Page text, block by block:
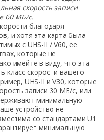
скорость записи
60 МБ/с.
благодаря
и хотя эта карта была
с UHS-II / V60, ее
которые не
имейте в виду, что эта
класс скорости вашего
UHS-II и V30, которые
записи 30 МБ/с, или
минимальную
устройство не
со стандартами U1
минимальную